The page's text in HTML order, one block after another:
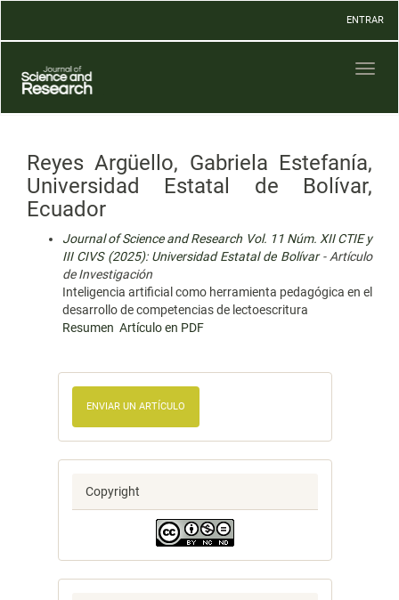
Contenido
Barra
lateral
ENTRAR
Reyes Argüello, Gabriela Estefanía,
Universidad Estatal de Bolívar,
Ecuador
Journal of Science and Research Vol. 11 Núm. XII CTIE y
III CIVS (2025): Universidad Estatal de Bolívar- Artículo
de Investigación
Inteligencia artificial como herramienta pedagógica en el
desarrollo de competencias de lectoescritura
Resumen Artículo en PDF
ENVIAR UN ARTÍCULO
Copyright